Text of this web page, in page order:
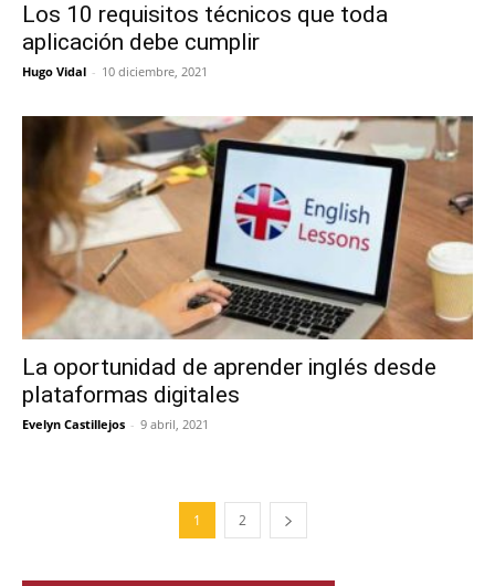
Los 10 requisitos técnicos que toda
aplicación debe cumplir
Hugo Vidal - 10 diciembre, 2021
La oportunidad de aprender inglés desde
plataformas digitales
Evelyn Castillejos - 9 abril, 2021
1 2